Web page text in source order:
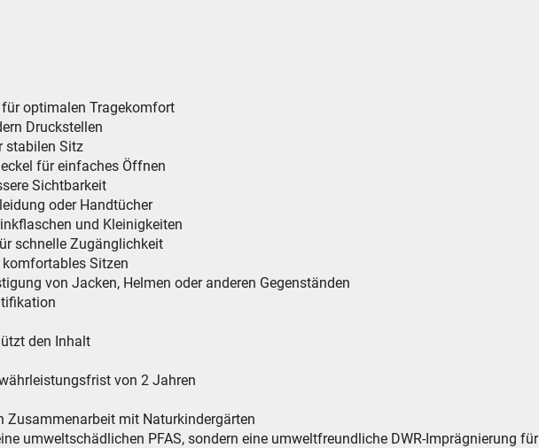
optimalen Tragekomfort
Druckstellen
stabilen Sitz
für einfaches Öffnen
Sichtbarkeit
oder Handtücher
und Kleinigkeiten
schnelle Zugänglichkeit
Sitzen
von Jacken, Helmen oder anderen Gegenständen
den Inhalt
von 2 Jahren
Zusammenarbeit mit Naturkindergärten
umweltschädlichen PFAS, sondern eine umweltfreundliche DWR-Imprägnierung für